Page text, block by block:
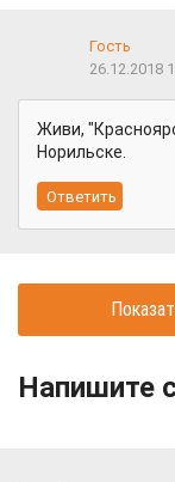
Гость
26.12.2018
Живи,
Норильске.
Напишите